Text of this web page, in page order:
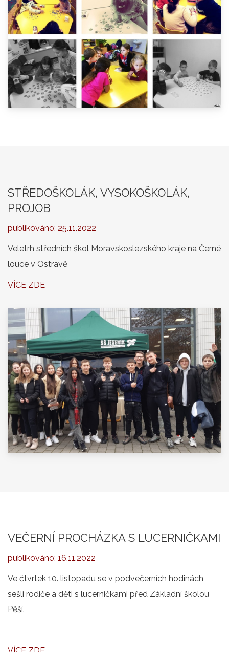
STŘEDOŠKOLÁK, VYSOKOŠKOLÁK,
PROJOB
publikováno: 25.11.2022
Veletrh středních škol Moravskoslezského kraje na Černé
louce v Ostravě
VÍCE ZDE
VEČERNÍ PROCHÁZKA S LUCERNIČKAMI
publikováno: 16.11.2022
Ve čtvrtek 10. listopadu se v podvečerních hodinách
sešli rodiče a děti s lucerničkami před Základní školou
Pěší.